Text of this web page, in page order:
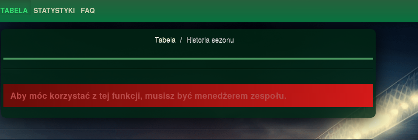
TABELA STATYSTYKI FAQ
Tabela / Historia sezonu
Aby móc korzystać z tej funkcji, musisz być menedżerem zespołu.